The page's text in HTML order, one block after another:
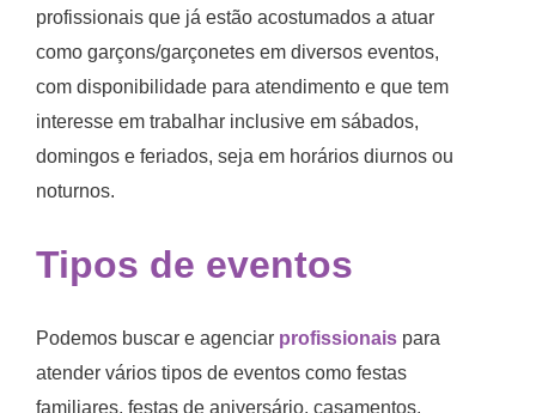
profissionais que já estão acostumados a atuar
como garçons/garçonetes em diversos eventos,
com disponibilidade para atendimento e que tem
interesse em trabalhar inclusive em sábados,
domingos e feriados, seja em horários diurnos ou
noturnos.
Tipos de eventos
Podemos buscar e agenciar profissionais para
atender vários tipos de eventos como festas
familiares, festas de aniversário, casamentos,